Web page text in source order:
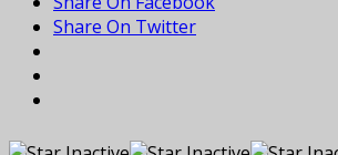
Share On Twitter